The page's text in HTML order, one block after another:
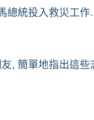
總統投入救災工
, 簡單地指出這